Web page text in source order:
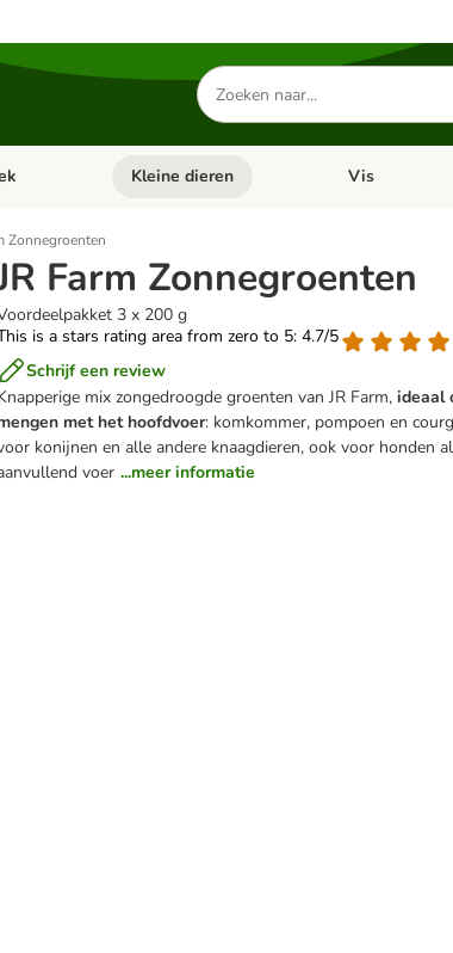
Zoeken
naar
producten
menu: Kat Open categorie menu: Apotheek
Kleine dieren Open categorie
Vis
Zonnegroenten
Farm Zonnegroenten
3 x 200 g
is a stars rating area from zero to 5: 4.7/5
Schrijf een review
mix zongedroogde groenten van JR Farm,ideaal
met het hoofdvoer: komkommer, pompoen en
konijnen en alle andere knaagdieren, ook voor honden
voer ...meer informatie